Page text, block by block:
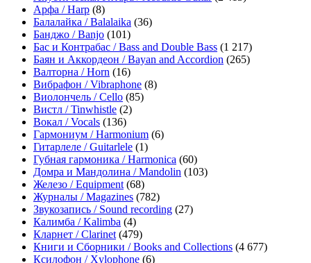
Арфа / Harp (8)
Балалайка / Balalaika (36)
Банджо / Banjo (101)
Бас и Контрабас / Bass and Double Bass (1 217)
Баян и Аккордеон / Bayan and Accordion (265)
Валторна / Horn (16)
Вибрафон / Vibraphone (8)
Виолончель / Cello (85)
Вистл / Tinwhistle (2)
Вокал / Vocals (136)
Гармониум / Harmonium (6)
Гитарлеле / Guitarlele (1)
Губная гармоника / Harmonica (60)
Домра и Мандолина / Mandolin (103)
Железо / Equipment (68)
Журналы / Magazines (782)
Звукозапись / Sound recording (27)
Калимба / Kalimba (4)
Кларнет / Clarinet (479)
Книги и Сборники / Books and Collections (4 677)
Ксилофон / Xylophone (6)